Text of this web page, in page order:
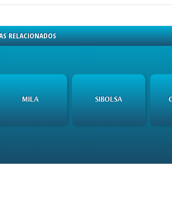
RELACIONADOS
MILA SIBOLSA